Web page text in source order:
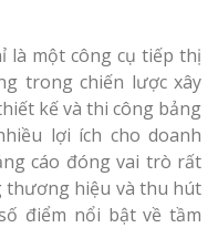
là một công cụ tiếp thị
trong chiến lược xây
kế và thi công bảng
lợi ích cho doanh
cáo đóng vai trò rất
thương hiệu và thu hút
điểm nổi bật về tầm